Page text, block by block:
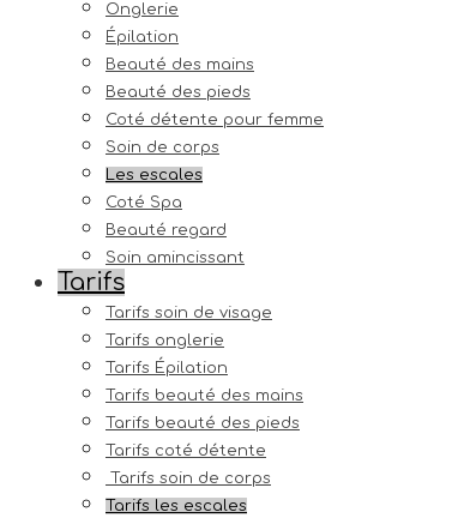
Onglerie
Épilation
Beauté des mains
Beauté des pieds
Coté détente pour femme
Soin de corps
Les escales
Coté Spa
Beauté regard
Soin amincissant
Tarifs
Tarifs soin de visage
Tarifs onglerie
Tarifs Épilation
Tarifs beauté des mains
Tarifs beauté des pieds
Tarifs coté détente
Tarifs soin de corps
Tarifs les escales